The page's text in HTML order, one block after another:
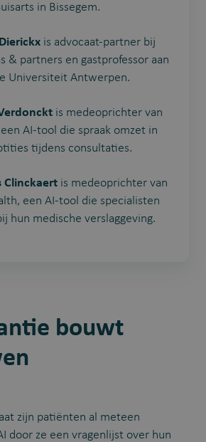
in Bissegem.
is advocaat-partner bij
& partners en gastprofessor aan
Universiteit Antwerpen.
is medeoprichter van
AI-tool die spraak omzet in
tijdens consultaties.
Clinckaert is medeoprichter van
een AI-tool die specialisten
hun medische verslaggeving.
bouwt
zijn patiënten al meteen
door ze een vragenlijst over hun